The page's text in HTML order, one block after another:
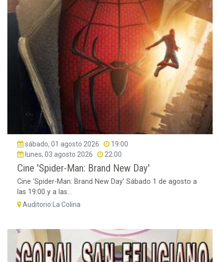
sábado, 01 agosto 2026
19:00
lunes, 03 agosto 2026
22:00
Cine 'Spider-Man: Brand New Day'
Cine 'Spider-Man: Brand New Day' Sábado 1 de agosto a
las 19:00 y a las...
Auditorio La Colina